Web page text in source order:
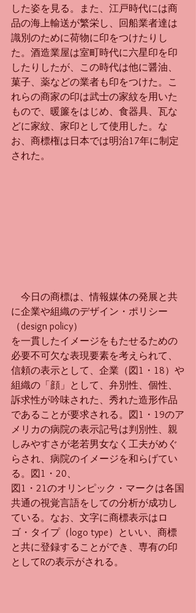
した姿を見る。また、江戸時代には商
品の海上輸送が繁栄し、回船業者達は
識別のために荷物に印をつけたりし
た。酒造業屋は室町時代に六星印を印
したりしたが、この時代は他に醤油、
菓子、薬などの業者も印をつけた。こ
れらの商家の印は武士の家紋を用いた
もので、暖簾をはじめ、食器具、瓦な
どに家紋、家印として使用した。な
お、商標権は日本では明治17年に制定
された。
今日の商標は、情報媒体の発展と共
に企業や組織のデザイン・ポリシー
（design policy）
を一貫したイメージをもたせるための
必要不可欠な表現要素を考えられて、
信頼の表示として、企業（図1・18）や
組織の「顔」として、弁別性、個性、
訴求性が吟味された、秀れた造形作品
であることが要求される。図1・19のア
メリカの病院の表示記号は判別性、親
しみやすさが老若男女なく工夫がめぐ
らされ、病院のイメージを和らげてい
る。図1・20、
図1・21のオリンピック・マークは各国
共通の視覚言語をしての分析が成功し
ている。なお、文字に商標表示はロ
ゴ・タイプ（logo type）といい、商標
と共に登録することができ、専有の印
としてRの表示がされる。